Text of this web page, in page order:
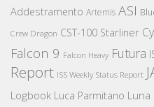
Addestramento Artemis ASI
Crew Dragon CST-100 Starliner
Falcon 9 Falcon Heavy Futura
Report ISS Weekly Status Report
Logbook Luca Parmitano Luna